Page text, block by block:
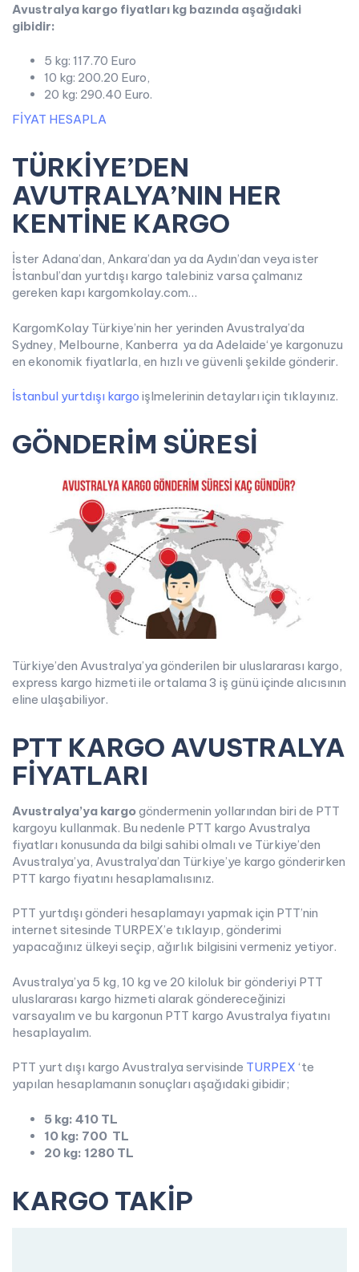
Avustralya kargo fiyatları kg bazında aşağıdaki
gibidir:
5 kg: 117.70 Euro
10 kg: 200.20 Euro,
20 kg: 290.40 Euro.
FİYAT HESAPLA
TÜRKİYE’DEN
AVUTRALYA’NIN HER
KENTİNE KARGO
İster Adana’dan, Ankara’dan ya da Aydın’dan veya ister
İstanbul’dan yurtdışı kargo talebiniz varsa çalmanız
gereken kapı kargomkolay.com…
KargomKolay Türkiye’nin her yerinden Avustralya’da
Sydney, Melbourne, Kanberra ya da Adelaide‘ye kargonuzu
en ekonomik fiyatlarla, en hızlı ve güvenli şekilde gönderir.
İstanbul yurtdışı kargo işlmelerinin detayları için tıklayınız.
GÖNDERİM SÜRESİ
Türkiye’den Avustralya’ya gönderilen bir uluslararası kargo,
express kargo hizmeti ile ortalama 3 iş günü içinde alıcısının
eline ulaşabiliyor.
PTT KARGO AVUSTRALYA
FİYATLARI
Avustralya’ya kargogöndermenin yollarından biri de PTT
kargoyu kullanmak. Bu nedenle PTT kargo Avustralya
fiyatları konusunda da bilgi sahibi olmalı ve Türkiye’den
Avustralya’ya, Avustralya’dan Türkiye’ye kargo gönderirken
PTT kargo fiyatını hesaplamalısınız.
PTT yurtdışı gönderi hesaplamayı yapmak için PTT’nin
internet sitesinde TURPEX’e tıklayıp, gönderimi
yapacağınız ülkeyi seçip, ağırlık bilgisini vermeniz yetiyor.
Avustralya’ya 5 kg, 10 kg ve 20 kiloluk bir gönderiyi PTT
uluslararası kargo hizmeti alarak göndereceğinizi
varsayalım ve bu kargonun PTT kargo Avustralya fiyatını
hesaplayalım.
PTT yurt dışı kargo Avustralya servisinde TURPEX ‘te
yapılan hesaplamanın sonuçları aşağıdaki gibidir;
5 kg: 410 TL
10 kg: 700 TL
20 kg: 1280 TL
KARGO TAKİP